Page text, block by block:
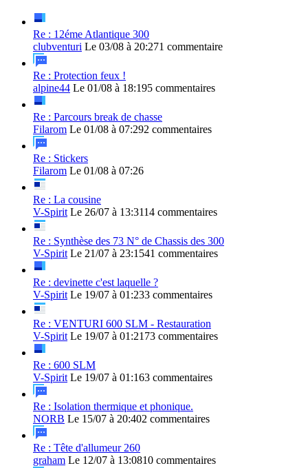
Re : 12éme Atlantique 300
clubventuri Le 03/08 à 20:271 commentaire
Re : Protection feux !
alpine44 Le 01/08 à 18:195 commentaires
Re : Parcours break de chasse
Filarom Le 01/08 à 07:292 commentaires
Re : Stickers
Filarom Le 01/08 à 07:26
Re : La cousine
V-Spirit Le 26/07 à 13:3114 commentaires
Re : Synthèse des 73 N° de Chassis des 300
V-Spirit Le 21/07 à 23:1541 commentaires
Re : devinette c'est laquelle ?
V-Spirit Le 19/07 à 01:233 commentaires
Re : VENTURI 600 SLM - Restauration
V-Spirit Le 19/07 à 01:21 73 commentaires
Re : 600 SLM
V-Spirit Le 19/07 à 01:163 commentaires
Re : Isolation thermique et phonique.
NORB Le 15/07 à 20:402 commentaires
Re : Tête d'allumeur 260
graham Le 12/07 à 13:0810 commentaires